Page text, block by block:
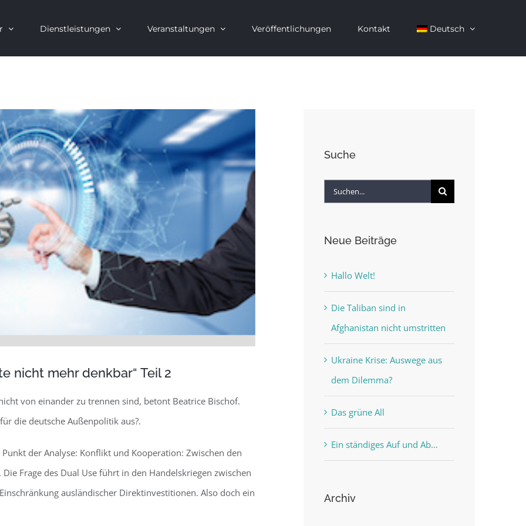
Dienstleistungen Veranstaltungen Veröffentlichungen Kontakt Deutsch
nicht mehr denkbar“ Teil 2
von einander zu trennen sind, betont Beatrice Bischof.
die deutsche Außenpolitik aus?.
der Analyse: Konflikt und Kooperation: Zwischen den
Frage des Dual Use führt in den Handelskriegen zwischen
ausländischer Direktinvestitionen. Also doch ein
Suche
Suche
Neue Beiträge
Hallo Welt!
Die Taliban sind in
Afghanistan nicht umstritten
Ukraine Krise: Auswege aus
dem Dilemma?
Das grüne All
Ein ständiges Auf und Ab…
Archiv